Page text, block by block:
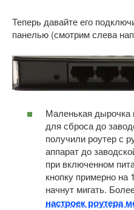
Теперь давайте его
панелью (смотрим слева
Маленькая дырочка
для сброса до
получили роутер с
аппарат до
при включенном
кнопку примерно на
начнут мигать.
настроек роутера